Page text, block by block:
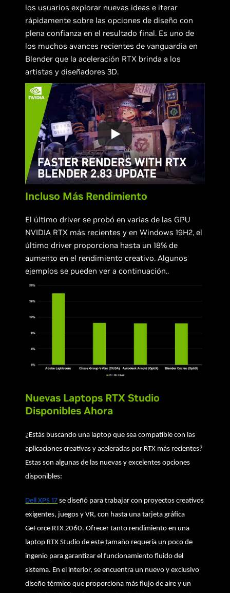
los usuarios explorar nuevas ideas e iterar
rápidamente sobre las opciones de diseño con
plena confianza en el resultado final. Es uno de
los muchos avances recientes de vanguardia en
Blender que la aceleración RTX brinda a los
artistas y diseñadores 3D.
Incluso Más Rendimiento
El último driver se probó en varias de las GPU
NVIDIA RTX más recientes y en Windows 19H2, el
último driver proporciona hasta un 18% de
aumento en el rendimiento creativo. Algunos
ejemplos se pueden ver a continuación..
Nuevas Laptops RTX Studio
Disponibles Ahora
¿Estás buscando una laptop que sea compatible con las
aplicaciones creativas y aceleradas por RTX más recientes?
Estas son algunas de las nuevas y excelentes opciones
disponibles:
Dell XPS 17 se diseñó para trabajar con proyectos creativos
exigentes, juegos y VR, con hasta una tarjeta gráfica
GeForce RTX 2060. Ofrecer tanto rendimiento en una
laptop RTX Studio de este tamaño requería un poco de
ingenio para garantizar el funcionamiento fluido del
sistema. En el interior, se encuentra un nuevo y exclusivo
diseño térmico que proporciona más flujo de aire y un